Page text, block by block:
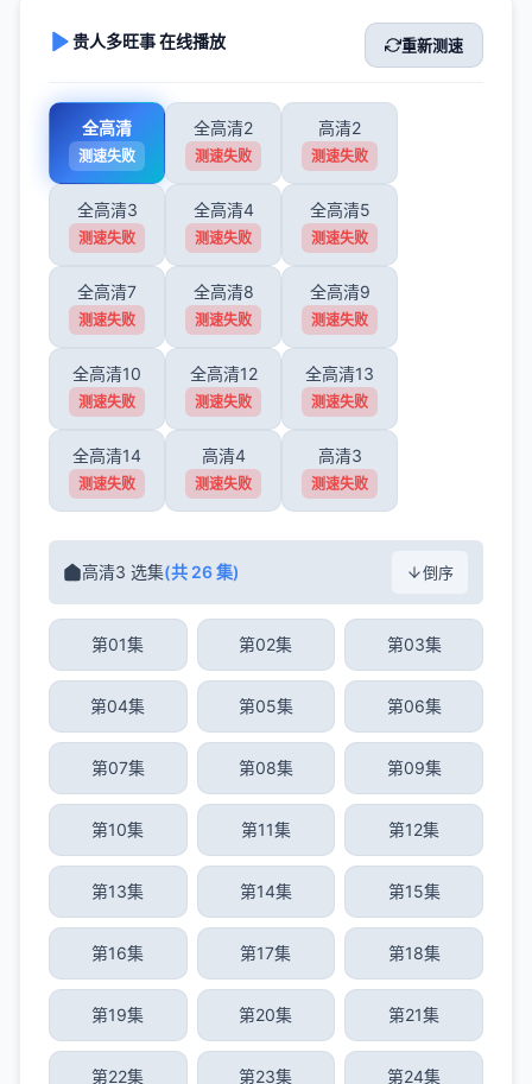
贵人多旺事 在线播放 重新测速
全高清
测速失败
全高清2
测速失败
高清2
测速失败
全高清3
测速失败
全高清4
测速失败
全高清5
测速失败
全高清7
测速失败
全高清8
测速失败
全高清9
测速失败
全高清10
测速失败
全高清12
测速失败
全高清13
测速失败
全高清14
测速失败
高清4
测速失败
高清3
测速失败
高清3 选集(共 26 集) 倒序
第01集 第02集 第03集
第04集 第05集 第06集
第07集 第08集 第09集
第10集 第11集 第12集
第13集 第14集 第15集
第16集 第17集 第18集
第19集 第20集 第21集
第22集 第23集 第24集